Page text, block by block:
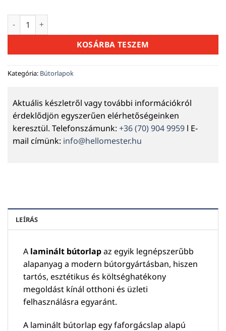
Bútorlap sonoma tölgy 18mm mennyiség
KOSÁRBA TESZEM
Kategória: Bútorlapok
Aktuális készletről vagy további információkról
érdeklődjön egyszerűen elérhetőségeinken
keresztül. Telefonszámunk: +36 (70) 904 9959 l E-
mail címünk: info@hellomester.hu
LEÍRÁS
A laminált bútorlapaz egyik legnépszerűbb
alapanyag a modern bútorgyártásban, hiszen
tartós, esztétikus és költséghatékony
megoldást kínál otthoni és üzleti
felhasználásra egyaránt.
A laminált bútorlap egy faforgácslap alapú